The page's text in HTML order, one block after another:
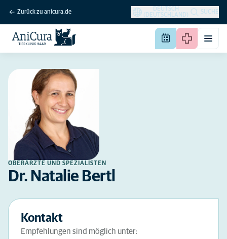
Zurück zu anicura.de
DEUTSCH
(DEUTSCHLAND)
SUCHE
OBERÄRZTE UND SPEZIALISTEN
Dr. Natalie Bertl
Kontakt
Empfehlungen sind möglich unter: